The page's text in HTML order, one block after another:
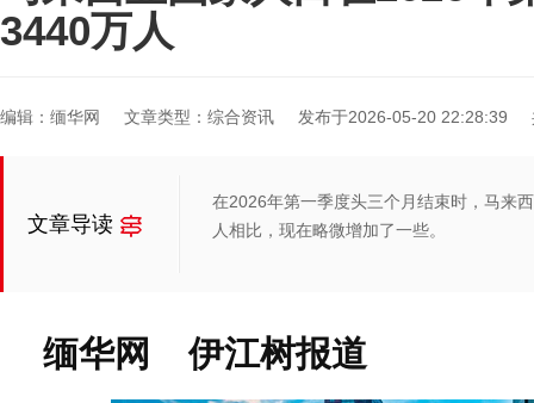
3440万人
编辑：缅华网 文章类型：综合资讯 发布于2026-05-20 22:28:39
文章导读
在2026年第一季度头三个月结束时，马来
人相比，现在略微增加了一些。
缅华网 伊江树报道